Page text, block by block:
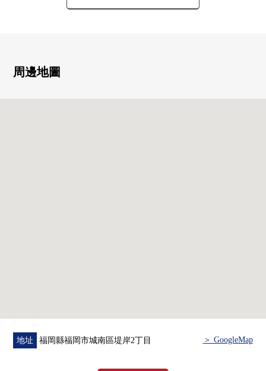
・從屬於貯藏室
周邊地圖
地址 福岡縣福岡市城南區堤岸2丁目 ＞ GoogleMap